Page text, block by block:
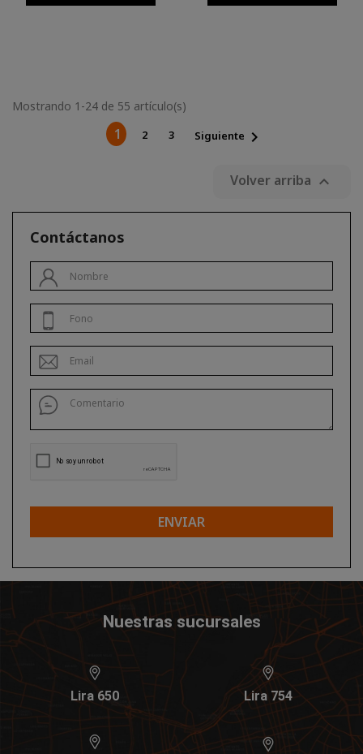
Contáctanos
ENVIAR
Mostrando 1-24 de 55 artículo(s)
1 2 3 Siguiente 
Volver arriba 
Nuestras sucursales
Lira 650 Lira 754